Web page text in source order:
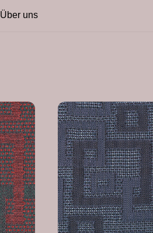
Über uns